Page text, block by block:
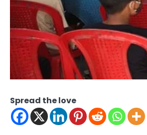
Spread the love